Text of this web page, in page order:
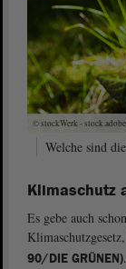
© stockWerk -
Welche sind
Klimaschutz
Es gebe auch
90/DIE GRÜNEN)